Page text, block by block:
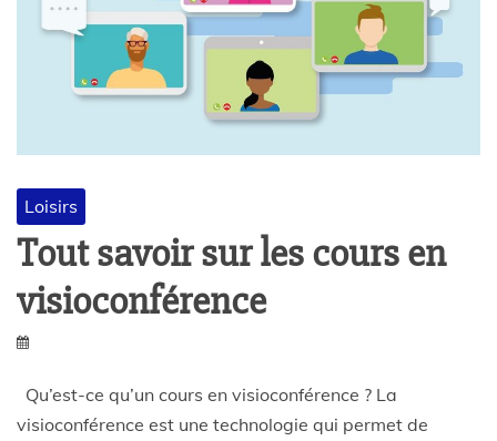
Loisirs
Tout savoir sur les cours en
visioconférence
Qu’est-ce qu’un cours en visioconférence ? La
visioconférence est une technologie qui permet de